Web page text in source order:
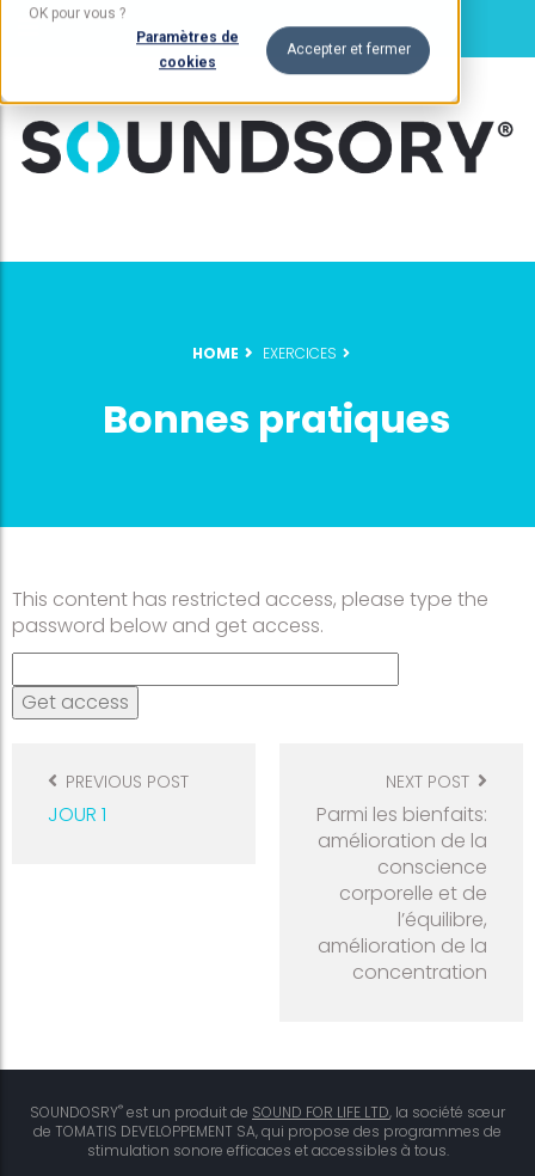
OK pour vous ?
Paramètres de
cookies
Accepter et fermer
HOME EXERCICES
Bonnes pratiques
This content has restricted access, please type the
password below and get access.
navigation
PREVIOUS POST
JOUR 1
NEXT POST
Parmi les bienfaits:
amélioration de la
conscience
corporelle et de
l’équilibre,
amélioration de la
concentration
SOUNDOSRY® est un produit de SOUND FOR LIFE LTD, la société sœur
de TOMATIS DEVELOPPEMENT SA, qui propose des programmes de
stimulation sonore efficaces et accessibles à tous.